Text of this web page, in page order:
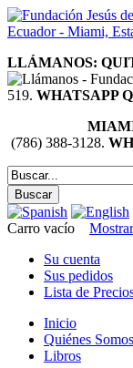
LLÁMANOS:
519. WHATSAPP
(786) 388-3128.
Carro vacío
Su cuenta
Sus pedidos
Lista de
Inicio
Quiénes Somos
Libros